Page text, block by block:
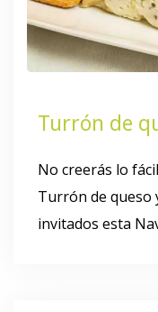
Turrón de
No creerás lo
Turrón de queso
invitados esta